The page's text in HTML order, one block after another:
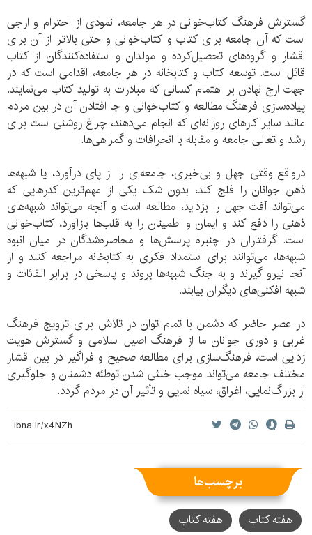
گسترش فرهنگ کتاب‌خوانی در هر جامعه، نمودی از احترام و ارجی
است که آن جامعه برای کتاب و کتاب‌خوانی و حتی بالاتر از آن برای
اقشار و گروه‌های تحصیل‌کرده و مولدان و استفاده‌کنندگان از کتاب
قائل است. توسعه کتاب و کتابخانه در هر جامعه، اقدامی است که در
جهت ارج نهادن بر اهتمام کسانی که مبادرت به تولید کتاب می‌نمایند.
پیاده‌سازی فرهنگ مطالعه و کتاب‌خوانی و جا افتادن آن در بین مردم
مانند سایر کارهای روزانه‌ای که انجام می‌دهند، چراغ روشنی است برای
رشد و تعالی جامعه و مقابله با انحرافات و گمراهی‌ها.
درواقع وقتی جهل و بی‌خبری، جامعه‌ای را از پای درآورد، یا شبهه‌ها
ذهن جوانان را فلج کند، بدون شک یکی از مهم‌ترین کدرهایی که
می‌تواند آفت جهل را بزداید، مطالعه است و آنچه می‌تواند شبهه‌های
ذهنی را دفع کند و ایمان و اطمینان را به قلب‌ها بازآورد، کتاب‌خوانی
است. گرفتاران در چنبره پرسش‌ها و محاصره‌شدگان در میان انبوه
شبهه‌ها، می‌توانند برای استمداد فکری به کتابخانه مراجعه کنند و از
آنجا نیرو گیرند و به جنگ شبهه‌ها بروند و پاسخی در برابر القائات و
شبهه افکنی‌های دیگران بیابند.
در عصر حاضر که دشمن با تمام توان در تلاش برای ترویج فرهنگ
غربی و دوری جوانان ما از فرهنگ اصیل اسلامی و گسترش هویت
زدایی است، فرهنگ‌سازی برای مطالعه صحیح و فراگیر در بین اقشار
مختلف جامعه می‌تواند موجب خنثی شدن توطئه دشمنان و جلوگیری
از بزرگ‌نمایی، اغراق، سیاه نمایی و تأثیر آن در مردم گردد.
برچسب‌ها
هفته کتاب هفته کتاب